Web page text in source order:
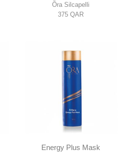
Õra Silcapelli
375 QAR
Energy Plus Mask